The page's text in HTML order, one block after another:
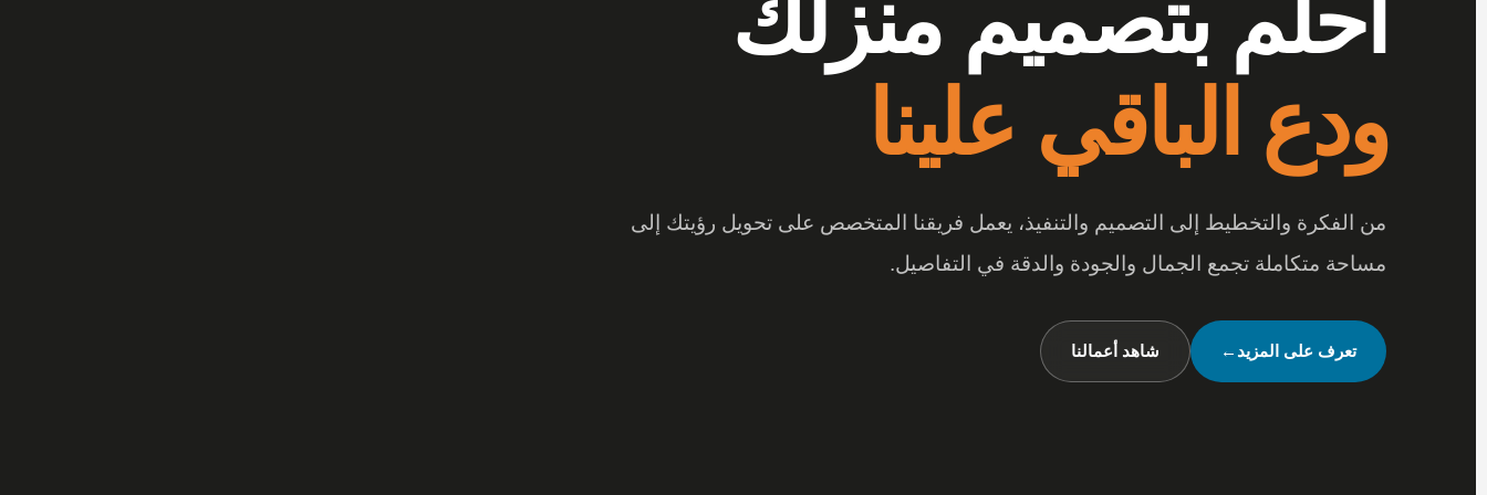
احلم بتصميم منزلك
ودع الباقي علينا
من الفكرة والتخطيط إلى التصميم والتنفيذ، يعمل فريقنا المتخصص على تحويل رؤيتك إلى
تعرف على المزيد← شاهد أعمالنا
أرقى المفروشات
بتفاصيل تصنع الفرق
عندما تجتمع أرقى المفروشات مع جودة الخامات والتصميم المبتكر، تتحول المساحة إلى تجربة
متكاملة تعكس شخصيتك وأسلوب حياتك.